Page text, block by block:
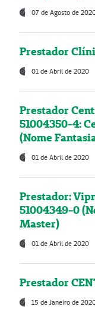
07 de Agosto de
Prestador
01 de Abril de 2020
Prestador
51004350-4:
(Nome
01 de Abril de 2020
Prestador:
51004349-0
Master)
01 de Abril de 2020
Prestador
15 de Janeiro de